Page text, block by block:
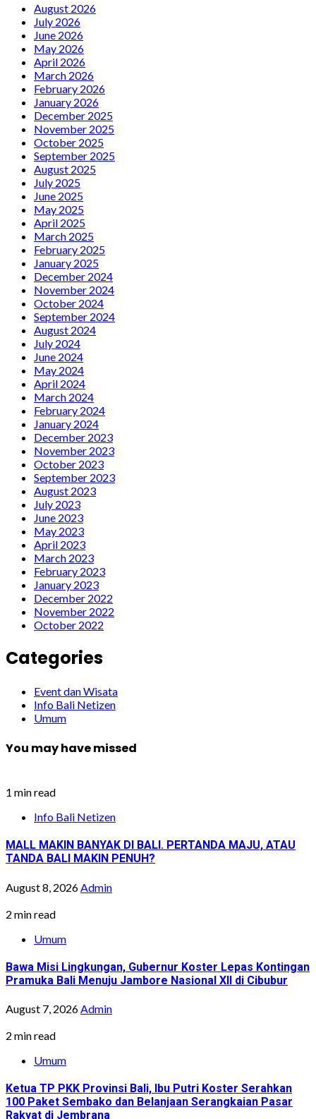
August 2026
July 2026
June 2026
May 2026
April 2026
March 2026
February 2026
January 2026
December 2025
November 2025
October 2025
September 2025
August 2025
July 2025
June 2025
May 2025
April 2025
March 2025
February 2025
January 2025
December 2024
November 2024
October 2024
September 2024
August 2024
July 2024
June 2024
May 2024
April 2024
March 2024
February 2024
January 2024
December 2023
November 2023
October 2023
September 2023
August 2023
July 2023
June 2023
May 2023
April 2023
March 2023
February 2023
January 2023
December 2022
November 2022
October 2022
Categories
Event dan Wisata
Info Bali Netizen
Umum
You may have missed
1 min read
Info Bali Netizen
MALL MAKIN BANYAK DI BALI. PERTANDA MAJU, ATAU
TANDA BALI MAKIN PENUH?
August 8, 2026 Admin
2 min read
Umum
Bawa Misi Lingkungan, Gubernur Koster Lepas Kontingan
Pramuka Bali Menuju Jambore Nasional XII di Cibubur
August 7, 2026Admin
2 min read
Umum
Ketua TP PKK Provinsi Bali, Ibu Putri Koster Serahkan
100 Paket Sembako dan Belanjaan Serangkaian Pasar
Rakyat di Jembrana